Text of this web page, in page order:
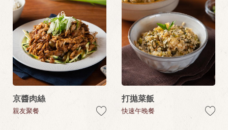
京醬肉絲
親友聚餐
打拋菜飯
快速午晚餐